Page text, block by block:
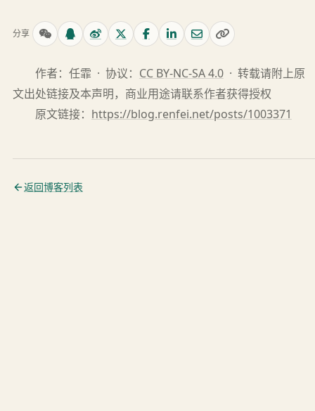
分享
作者：任霏 · 协议： CC BY-NC-SA 4.0· 转载请附上原
文出处链接及本声明，商业用途请联系作者获得授权
原文链接： https://blog.renfei.net/posts/1003371
返回博客列表